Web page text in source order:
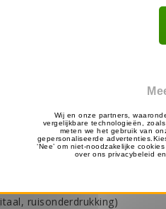
(446 MHz)
/ 16 analoog (PMR)
van omgeving)
mAh (KNB-69L)
spatwaterdicht)
ruisonderdrukking)